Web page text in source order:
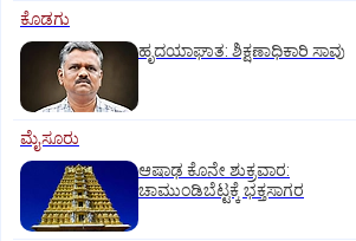
ಕೊಡಗು
ಹೃದಯಾಘಾತ: ಶಿಕ್ಷಣಾಧಿಕಾರಿ ಸಾವು
ಮೈಸೂರು
ಆಷಾಢ ಕೊನೇ ಶುಕ್ರವಾರ:
ಚಾಮುಂಡಿಬೆಟ್ಟಕ್ಕೆ ಭಕ್ತಸಾಗರ